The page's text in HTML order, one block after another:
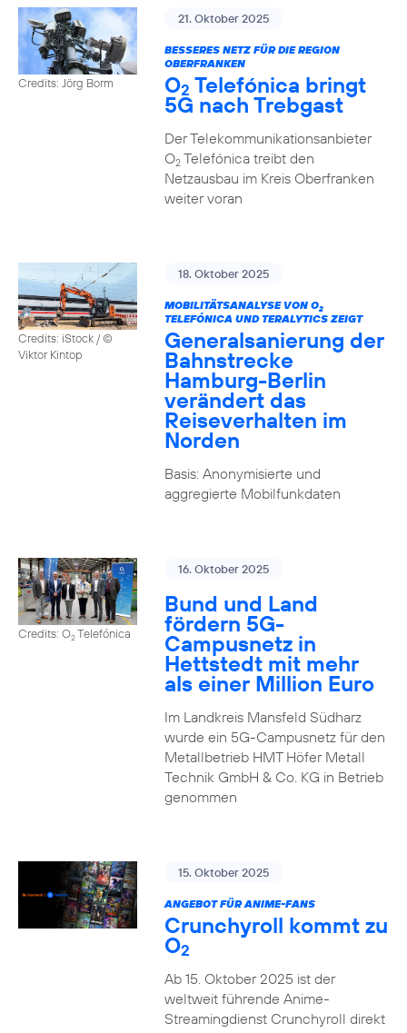
Credits: Jörg Borm
21. Oktober 2025
BESSERES NETZ FÜR DIE REGION
OBERFRANKEN
O2 Telefónica bringt
5G nach Trebgast
Der Telekommunikationsanbieter
O2Telefónica treibt den
Netzausbau im Kreis Oberfranken
weiter voran
Credits: iStock / ©
Viktor Kintop
18. Oktober 2025
MOBILITÄTSANALYSE VON O2
TELEFÓNICA UND TERALYTICS ZEIGT
Generalsanierung der
Bahnstrecke
Hamburg-Berlin
verändert das
Reiseverhalten im
Norden
Basis: Anonymisierte und
aggregierte Mobilfunkdaten
Credits: O2Telefónica
16. Oktober 2025
Bund und Land
fördern 5G-
Campusnetz in
Hettstedt mit mehr
als einer Million Euro
Im Landkreis Mansfeld Südharz
wurde ein 5G-Campusnetz für den
Metallbetrieb HMT Höfer Metall
Technik GmbH & Co. KG in Betrieb
genommen
15. Oktober 2025
ANGEBOT FÜR ANIME-FANS
Crunchyroll kommt zu
O2
Ab 15. Oktober 2025 ist der
weltweit führende Anime-
Streamingdienst Crunchyroll direkt